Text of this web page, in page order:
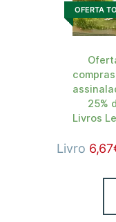
OFERTA
25%
Livros
Livro